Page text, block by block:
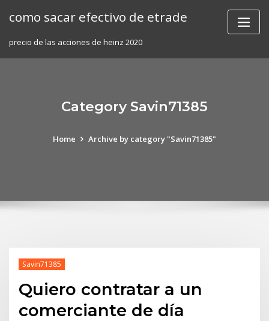
como sacar efectivo de etrade
precio de las acciones de heinz 2020
Category Savin71385
Home Archive by category "Savin71385"
Savin71385
Quiero contratar a un
comerciante de día